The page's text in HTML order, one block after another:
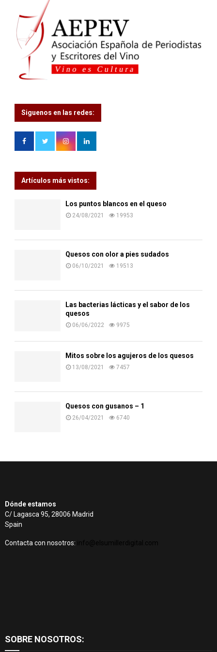
Siguenos en las redes:
Artículos más vistos:
Los puntos blancos en el queso
24/08/2021 19953
Quesos con olor a pies sudados
06/10/2021 19513
Las bacterias lácticas y el sabor de los
quesos
06/06/2022 9975
Mitos sobre los agujeros de los quesos
13/08/2021 7457
Quesos con gusanos – 1
26/04/2021 6740
Dónde estamos
C/ Lagasca 95, 28006 Madrid
Spain
Contacta con nosotros: info@elsumillerdigital.com
SOBRE NOSOTROS: